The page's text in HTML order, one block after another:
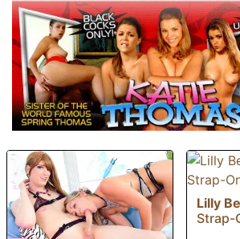
Lilly
Strap-